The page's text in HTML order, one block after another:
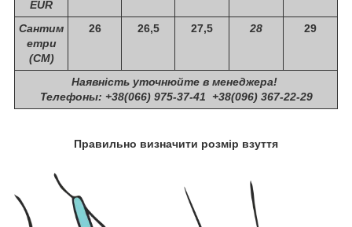
EUR
Сантим
етри
(СМ)
26 26,5 27,5 28 29
Наявність уточнюйте в менеджера!
Телефоны: +38(066) 975-37-41 +38(096) 367-22-29
Правильно визначити розмір взуття